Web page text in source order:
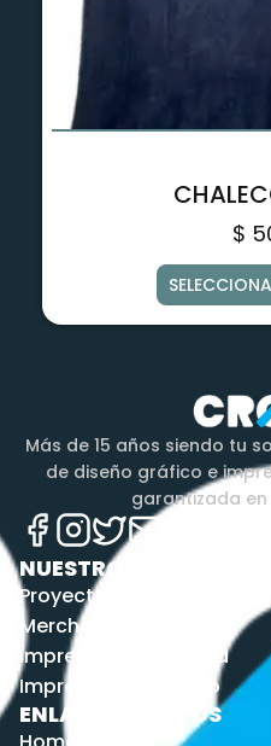
$
Más de 15 años siendo tu
de diseño gráfico e
garantizada
NUESTROS SERVICIOS
Proyectos
Merchandising
Impresión por unidad
Impresión por metro
ENLACES RÁPIDOS